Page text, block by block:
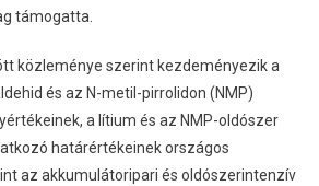
támogatta.
közleménye szerint kezdeményezik a
és az N-metil-pirrolidon (NMP)
a lítium és az NMP-oldószer
határértékeinek országos
az akkumulátoripari és oldószerintenzív